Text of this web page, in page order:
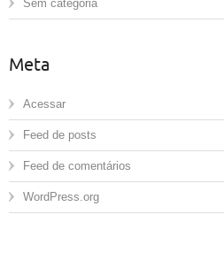
Sem categoria
Meta
Acessar
Feed de posts
Feed de comentários
WordPress.org